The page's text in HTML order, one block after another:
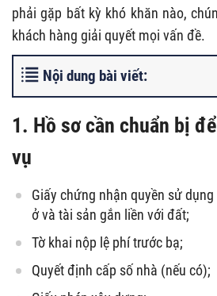
phải gặp bất kỳ khó khăn nào,
khách hàng giải quyết mọi vấn đề.
Nội dung bài viết:
1. Hồ sơ cần chuẩn bị
vụ
Giấy chứng nhận quyền sử
ở và tài sản gắn liền với đất;
Tờ khai nộp lệ phí trước bạ;
Quyết định cấp số nhà (nếu có);